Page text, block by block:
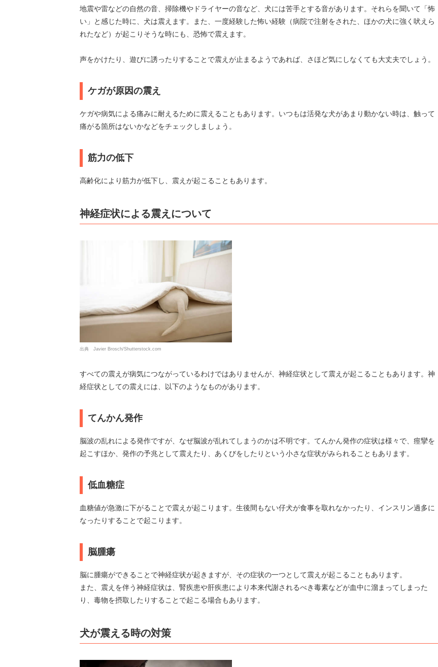
地震や雷などの自然の音、掃除機やドライヤーの音など、犬には苦手とする音があります。それらを聞いて「怖
い」と感じた時に、犬は震えます。また、一度経験した怖い経験（病院で注射をされた、ほかの犬に強く吠えら
れたなど）が起こりそうな時にも、恐怖で震えます。
声をかけたり、遊びに誘ったりすることで震えが止まるようであれば、さほど気にしなくても大丈夫でしょう。
ケガが原因の震え
ケガや病気による痛みに耐えるために震えることもあります。いつもは活発な犬があまり動かない時は、触って
痛がる箇所はないかなどをチェックしましょう。
筋力の低下
高齢化により筋力が低下し、震えが起こることもあります。
神経症状による震えについて
出典 Javier Brosch/Shutterstock.com
すべての震えが病気につながっているわけではありませんが、神経症状として震えが起こることもあります。神
経症状としての震えには、以下のようなものがあります。
てんかん発作
脳波の乱れによる発作ですが、なぜ脳波が乱れてしまうのかは不明です。てんかん発作の症状は様々で、痙攣を
起こすほか、発作の予兆として震えたり、あくびをしたりという小さな症状がみられることもあります。
低血糖症
血糖値が急激に下がることで震えが起こります。生後間もない仔犬が食事を取れなかったり、インスリン過多に
なったりすることで起こります。
脳腫瘍
脳に腫瘍ができることで神経症状が起きますが、その症状の一つとして震えが起こることもあります。
また、震えを伴う神経症状は、腎疾患や肝疾患により本来代謝されるべき毒素などが血中に溜まってしまった
り、毒物を摂取したりすることで起こる場合もあります。
犬が震える時の対策